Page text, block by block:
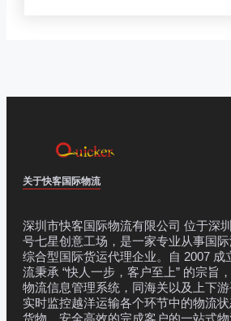
关于快客国际物流
深圳市快客国际物流有限公司 位于深
号七星创意工场，是一家专业从事国
综合型国际货运代理企业。自 2007 成
流秉承 “快人一步，客户至上” 的宗旨
物流信息管理系统，同海关以及上下游
实时监控越洋运输各个环节中的物流